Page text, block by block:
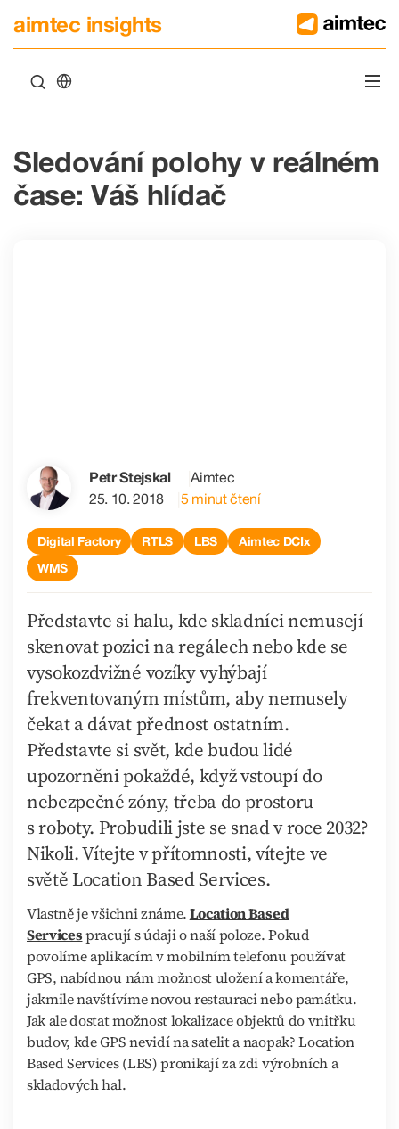
aimtec insights
Sledování polohy v reálném
čase: Váš hlídač
Petr Stejskal
Aimtec
25. 10. 2018
5 minut čtení
Digital Factory RTLS LBS
Aimtec DCIx
WMS
Představte si halu, kde skladníci nemusejí
skenovat pozici na regálech nebo kde se
vysokozdvižné vozíky vyhýbají
frekventovaným místům, aby nemusely
čekat a dávat přednost ostatním.
Představte si svět, kde budou lidé
upozorněni pokaždé, když vstoupí do
nebezpečné zóny, třeba do prostoru
s roboty. Probudili jste se snad v roce 2032?
Nikoli. Vítejte v přítomnosti, vítejte ve
světě Location Based Services.
Vlastně je všichni známe.Location Based
Servicespracují s údaji o naší poloze. Pokud
povolíme aplikacím v mobilním telefonu používat
GPS, nabídnou nám možnost uložení a komentáře,
jakmile navštívíme novou restauraci nebo památku.
Jak ale dostat možnost lokalizace objektů do vnitřku
budov, kde GPS nevidí na satelit a naopak? Location
Based Services (LBS) pronikají za zdi výrobních a
skladových hal.